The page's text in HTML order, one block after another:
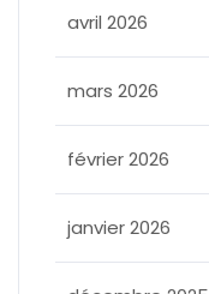
avril 2026
mars 2026
février 2026
janvier 2026